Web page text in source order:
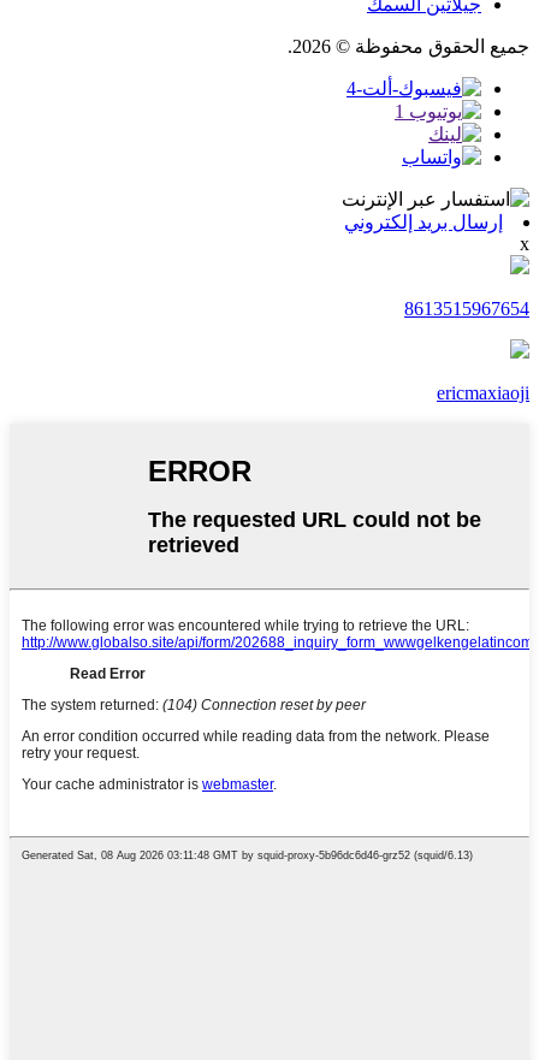
جيلاتين السمك
جميع الحقوق محفوظة © 2026.
إرسال بريد إلكتروني
x
8613515967654
ericmaxiaoji